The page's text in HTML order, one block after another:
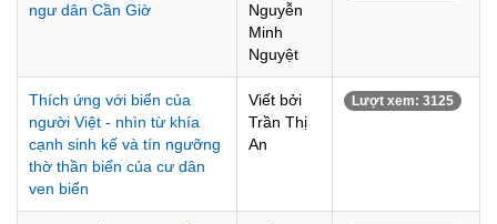
ngư dân Cần Giờ
Nguyễn
Minh
Nguyệt
Thích ứng với biển của
người Việt - nhìn từ khía
cạnh sinh kế và tín ngưỡng
thờ thần biển của cư dân
ven biển
Viết bởi
Trần Thị
An
Lượt xem: 3125